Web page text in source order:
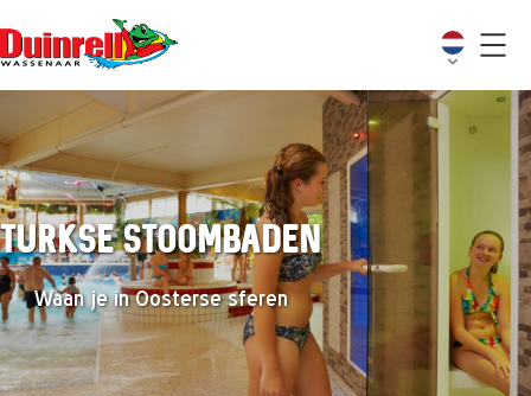
Turkse Stoombaden
Waan je in Oosterse sferen